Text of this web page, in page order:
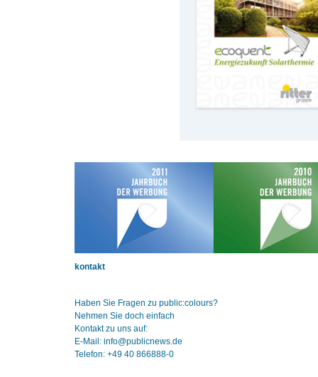
kontakt
Haben Sie Fragen zu public:colours?
Nehmen Sie doch einfach
Kontakt zu uns auf:
E-Mail: info@publicnews.de
Telefon: +49 40 866888-0